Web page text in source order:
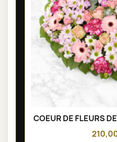
COEUR DE FLEURS